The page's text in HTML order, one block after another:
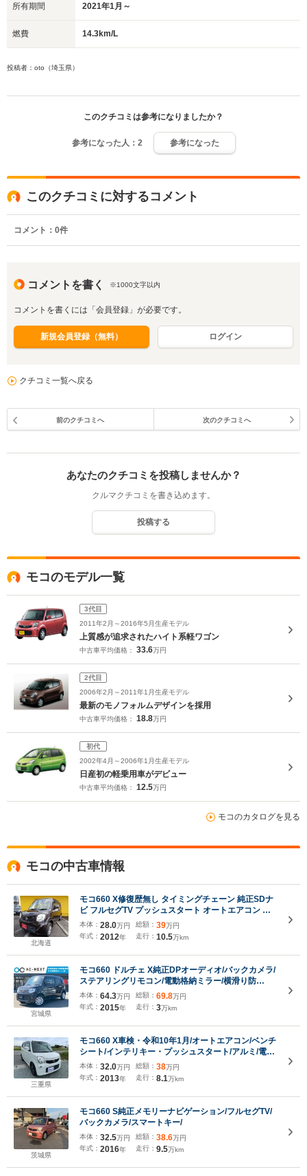
所有期間 2021年1月～
燃費 14.3km/L
投稿者：oto（埼玉県）
このクチコミは参考になりましたか？
参考になった人： 2 参考になった
このクチコミに対するコメント
コメント： 0件
コメントを書く ※1000文字以内
コメントを書くには「会員登録」が必要です。
新規会員登録（無料） ログイン
クチコミ一覧へ戻る
前のクチコミへ 次のクチコミへ
あなたのクチコミを投稿しませんか？
クルマクチコミを書き込めます。
投稿する
モコのモデル一覧
3代目
2011年2月～2016年5月生産モデル
上質感が追求されたハイト系軽ワゴン
中古車平均価格： 33.6万円
2代目
2006年2月～2011年1月生産モデル
最新のモノフォルムデザインを採用
中古車平均価格： 18.8万円
初代
2002年4月～2006年1月生産モデル
日産初の軽乗用車がデビュー
中古車平均価格： 12.5万円
モコのカタログを見る
モコの中古車情報
北海道
モコ660 X修復歴無し タイミングチェーン 純正SDナ
ビ フルセグTV プッシュスタート オートエアコン ス
マートキー2個 バイザー 社外アルミホイール ウィン
カーミラー
本体： 28.0万円
年式： 2012年
総額： 39万円
走行： 10.5万km
宮城県
モコ660 ドルチェ X純正DPオーディオ/バックカメラ/
ステアリングリモコン/電動格納ミラー/横滑り防
止/ABS/アイドリングストップ/スマートキー/キーレ
ス/合皮シート/オートライト/CD/AM/FM/スペアキ
ー/LEDヘッドライト/オートエアコン
本体： 64.3万円
年式： 2015年
総額： 69.8万円
走行： 3万km
三重県
モコ660 X車検・令和10年1月/オートエアコン/ベンチ
シート/インテリキー・プッシュスタート/アルミ/電動
格納式ドアミラー/ETC
本体： 32.0万円
年式： 2013年
総額： 38万円
走行： 8.1万km
茨城県
モコ660 S純正メモリーナビゲーション/フルセグTV/
バックカメラ/スマートキー/
本体： 32.5万円
年式： 2016年
総額： 38.6万円
走行： 9.5万km